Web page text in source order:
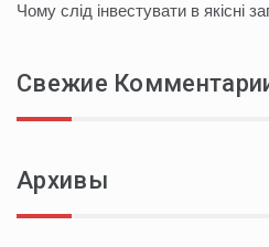
Чому слід інвестувати в якісні
Свежие
Архивы